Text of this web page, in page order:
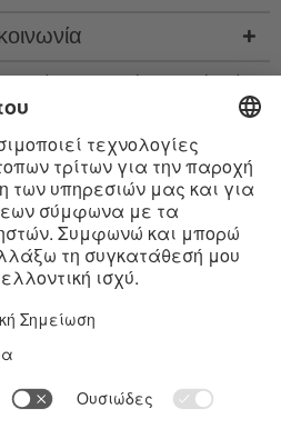
κάτι διαφορετικό
σημάτων από την Satisfyer GmbH
παραχώρησης σχετικής άδειας.
Apple Watch είναι εμπορικά σήματα της
του Google Play είναι εμπορικά
της Google LLC.